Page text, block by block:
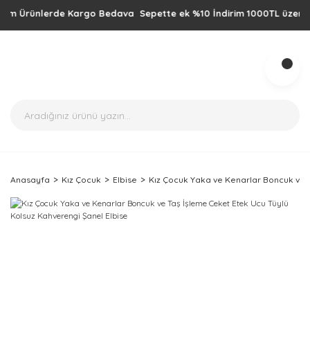
Ürünlerde Kargo Bedava Sepette ek %10 İndirim 1000TL üzeri
Anasayfa Kız Çocuk Elbise Kız Çocuk Yaka ve Kenarlar Boncuk